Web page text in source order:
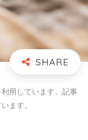
用しています。記事
ます。